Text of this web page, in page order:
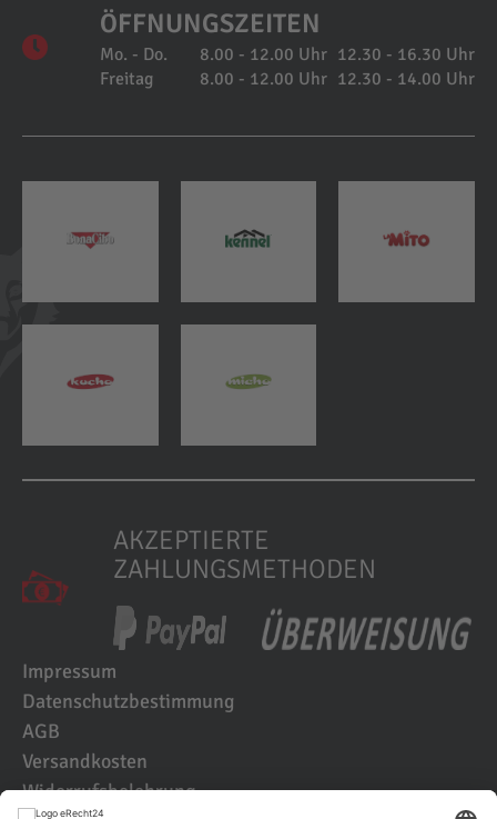
ÖFFNUNGSZEITEN
Mo. - Do. 8.00 - 12.00 Uhr 12.30 - 16.30 Uhr
Freitag
8.00 - 12.00 Uhr 12.30 - 14.00 Uhr
AKZEPTIERTE
ZAHLUNGSMETHODEN
Impressum
Datenschutzbestimmung
AGB
Versandkosten
Widerrufsbelehrung